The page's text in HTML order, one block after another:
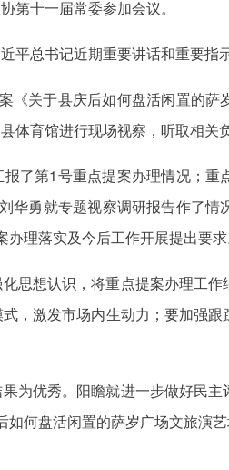
第十一届常委参加会议。
总书记近期重要讲话和重要指
《关于县庆后如何盘活闲置的
体育馆进行现场视察，听取相关
了第1号重点提案办理情况；
勇就专题视察调研报告作了
理落实及今后工作开展提出要求
思想认识，将重点提案办理工
，激发市场内生动力；要加强
为优秀。阳瞻就进一步做好民
何盘活闲置的萨岁广场文旅演